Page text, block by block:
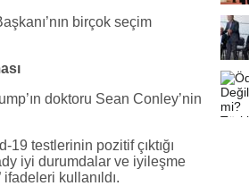
birçok seçim
doktoru Sean Conley’nin
19 testlerinin pozitif çıktığı
iyi durumdalar ve iyileşme
kullanıldı.